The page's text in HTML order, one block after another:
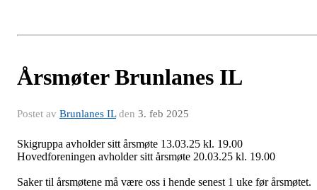
Årsmøter Brunlanes IL
Postet av Brunlanes ILden 3. feb 2025
Skigruppa avholder sitt årsmøte 13.03.25 kl. 19.00
Hovedforeningen avholder sitt årsmøte 20.03.25 kl. 19.00
Saker til årsmøtene må være oss i hende senest 1 uke før årsmøtet.